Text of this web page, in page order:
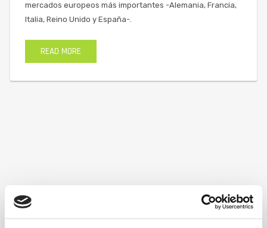
mercados europeos más importantes -Alemania, Francia,
Italia, Reino Unido y España-.
READ MORE